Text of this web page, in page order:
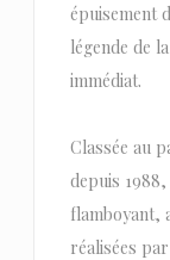
épuisement
légende de
immédiat.
Classée au
depuis
flamboyant,
réalisées